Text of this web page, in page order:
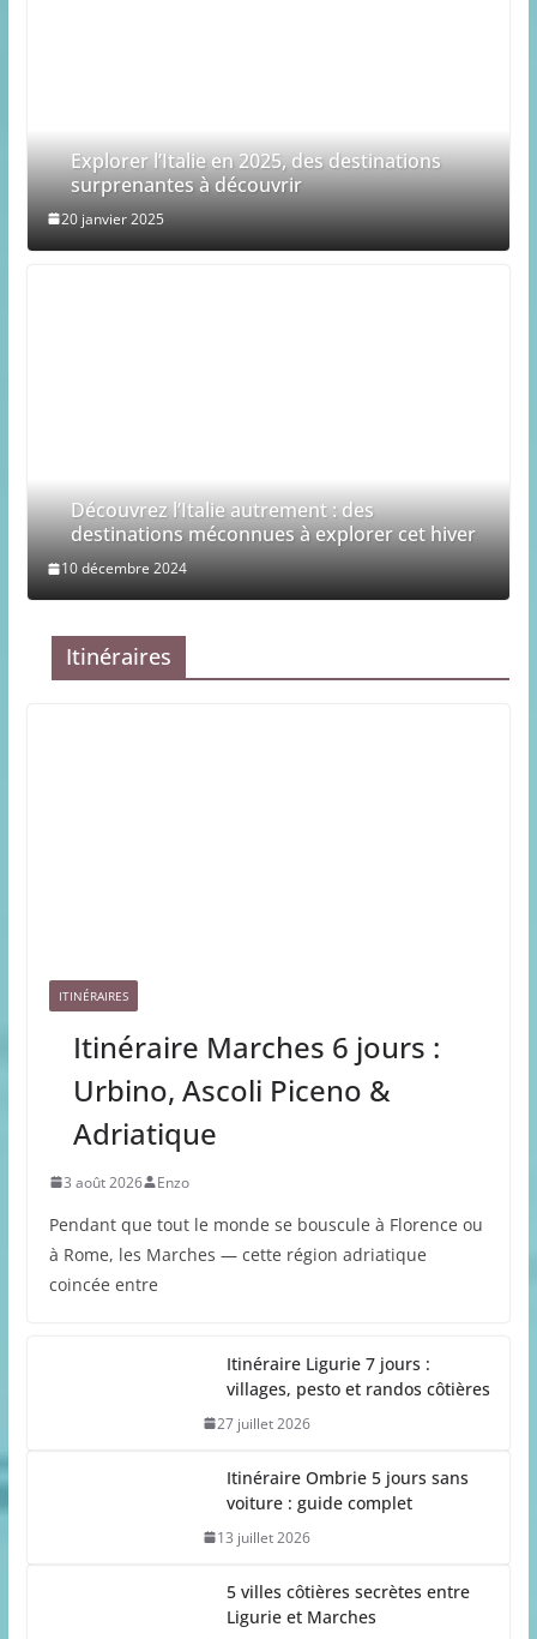
Explorer l’Italie en 2025, des destinations
surprenantes à découvrir
20 janvier 2025
Découvrez l’Italie autrement : des
destinations méconnues à explorer cet hiver
10 décembre 2024
Itinéraires
ITINÉRAIRES
Itinéraire Marches 6 jours :
Urbino, Ascoli Piceno &
Adriatique
3 août 2026 Enzo
Pendant que tout le monde se bouscule à Florence ou
à Rome, les Marches — cette région adriatique
coincée entre
Itinéraire Ligurie 7 jours :
villages, pesto et randos côtières
27 juillet 2026
Itinéraire Ombrie 5 jours sans
voiture : guide complet
13 juillet 2026
5 villes côtières secrètes entre
Ligurie et Marches